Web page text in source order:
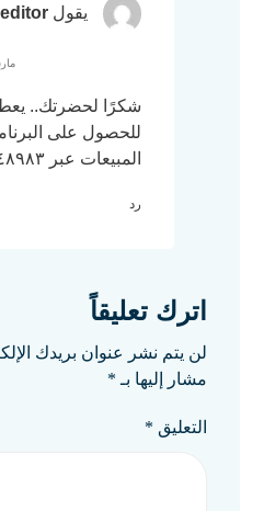
يقول editor
مارس 29, 2026
شكرًا لحضرتك..
للحصول على
المبيعات عبر ٠٠٩٦٦٥٣٥١٤٨٩٨٣
رد
اترك تعليقاً
لن يتم نشر عنوان بريدك
مشار إليها بـ *
التعليق *